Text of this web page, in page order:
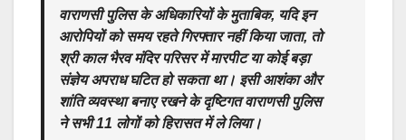
वाराणसी पुलिसके अधिकारियों के मुताबिक, यदि इन
आरोपियों को समय रहते गिरफ्तार नहीं किया जाता, तो
श्री काल भैरव मंदिर परिसर में मारपीट या कोई बड़ा
संज्ञेय अपराध घटित हो सकता था। इसी आशंका और
शांति व्यवस्था बनाए रखने के दृष्टिगतवाराणसी पुलिस
ने सभी 11 लोगों को हिरासत में ले लिया।